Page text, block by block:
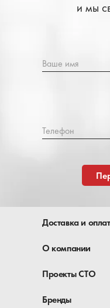
и мы
Ваше имя
Телефон
Доставка и
О компании
Проекты СТО
Бренды